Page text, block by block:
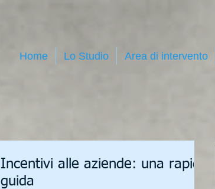
Home Lo Studio Area di intervento
Incentivi alle aziende: una rapida
guida